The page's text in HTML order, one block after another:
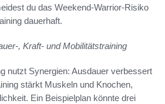
du das Weekend-Warrior‑Risiko
dauerhaft.
, Kraft- und Mobilitätstraining
nutzt Synergien: Ausdauer verbessert
stärkt Muskeln und Knochen,
Ein Beispielplan könnte drei